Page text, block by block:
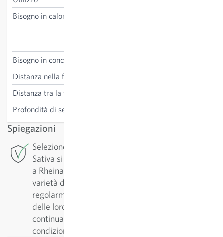
Bisogno in calore
Bisogno in concime
Distanza nella fila
Distanza tra la fila
Profondità di semina
Spiegazioni
Selezione di conservazione: Per questa varietà
Sativa si occupa della selezione di conservazione
a Rheinau. Al fine di garantirne una alta qualità, la
varietà deve essere conservata. Esse vengono
regolarmente riprodotte e selezionate in funzione
delle loro qualità. Così facendo le varietà vengono
continuamente adattate e migliorate alle
condizioni di coltivazione.